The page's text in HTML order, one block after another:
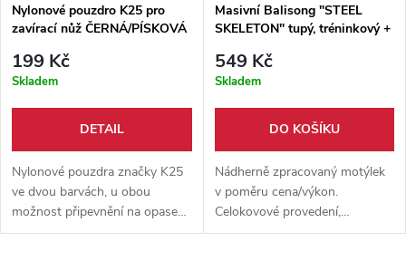
Nylonové pouzdro K25 pro
zavírací nůž ČERNÁ/PÍSKOVÁ
199 Kč
Skladem
DETAIL
Nylonové pouzdra značky K25
ve dvou barvách, u obou
možnost připevnění na opasek,
nebo MOLLE vazbu. Velikost S,
Masivní Balisong "STEEL
SKELETON" tupý, tréninkový +
549 Kč
Skladem
DO KOŠÍKU
Nádherně zpracovaný motýlek
v poměru cena/výkon.
Celokovové provedení,
tréninková čepel, luxusní